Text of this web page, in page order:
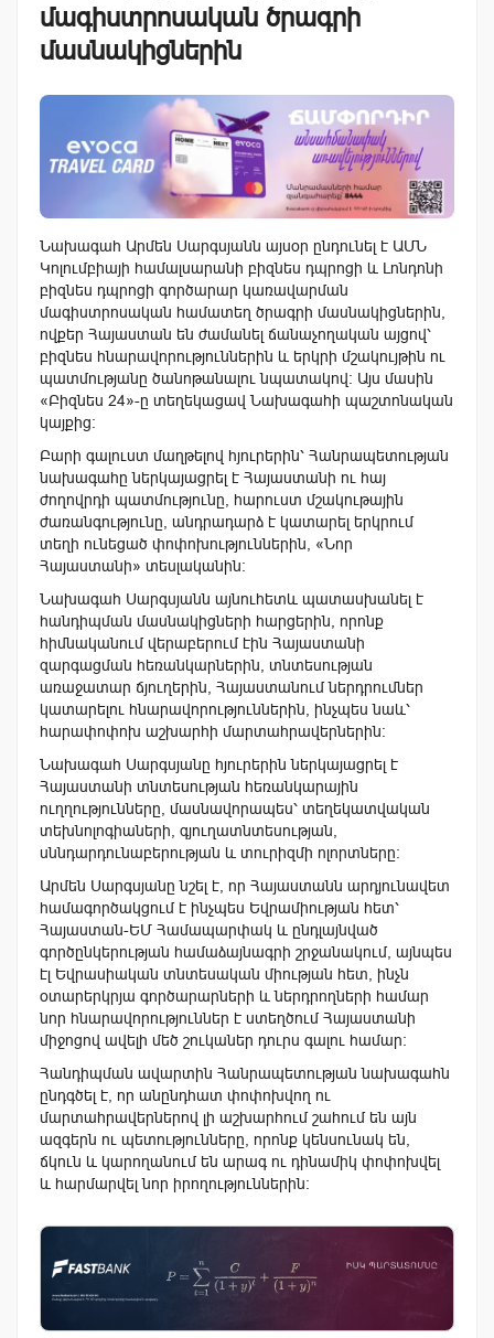
մագիստրոսական ծրագրի
մասնակիցներին
Նախագահ Արմեն Սարգսյանն այսօր ընդունել է ԱՄՆ
Կոլումբիայի համալսարանի բիզնես դպրոցի և Լոնդոնի
բիզնես դպրոցի գործարար կառավարման
մագիստրոսական համատեղ ծրագրի մասնակիցներին,
ովքեր Հայաստան են ժամանել ճանաչողական այցով՝
բիզնես հնարավորություններին և երկրի մշակույթին ու
պատմությանը ծանոթանալու նպատակով: Այս մասին
«Բիզնես 24»-ը տեղեկացավ Նախագահի պաշտոնական
կայքից։
Բարի գալուստ մաղթելով հյուրերին՝ Հանրապետության
նախագահը ներկայացրել է Հայաստանի ու հայ
ժողովրդի պատմությունը, հարուստ մշակութային
ժառանգությունը, անդրադարձ է կատարել երկրում
տեղի ունեցած փոփոխություններին, «Նոր
Հայաստանի» տեսլականին։
Նախագահ Սարգսյանն այնուհետև պատասխանել է
հանդիպման մասնակիցների հարցերին, որոնք
հիմնականում վերաբերում էին Հայաստանի
զարգացման հեռանկարներին, տնտեսության
առաջատար ճյուղերին, Հայաստանում ներդրումներ
կատարելու հնարավորություններին, ինչպես նաև՝
հարափոփոխ աշխարհի մարտահրավերներին։
Նախագահ Սարգսյանը հյուրերին ներկայացրել է
Հայաստանի տնտեսության հեռանկարային
ուղղությունները, մասնավորապես՝ տեղեկատվական
տեխնոլոգիաների, գյուղատնտեսության,
սննդարդունաբերության և տուրիզմի ոլորտները:
Արմեն Սարգսյանը նշել է, որ Հայաստանն արդյունավետ
համագործակցում է ինչպես Եվրամիության հետ՝
Հայաստան-ԵՄ Համապարփակ և ընդլայնված
գործընկերության համաձայնագրի շրջանակում, այնպես
էլ Եվրասիական տնտեսական միության հետ, ինչն
օտարերկրյա գործարարների և ներդրողների համար
նոր հնարավորություններ է ստեղծում Հայաստանի
միջոցով ավելի մեծ շուկաներ դուրս գալու համար:
Հանդիպման ավարտին Հանրապետության նախագահն
ընդգծել է, որ անընդհատ փոփոխվող ու
մարտահրավերներով լի աշխարհում շահում են այն
ազգերն ու պետությունները, որոնք կենսունակ են,
ճկուն և կարողանում են արագ ու դինամիկ փոփոխվել
և հարմարվել նոր իրողություններին։